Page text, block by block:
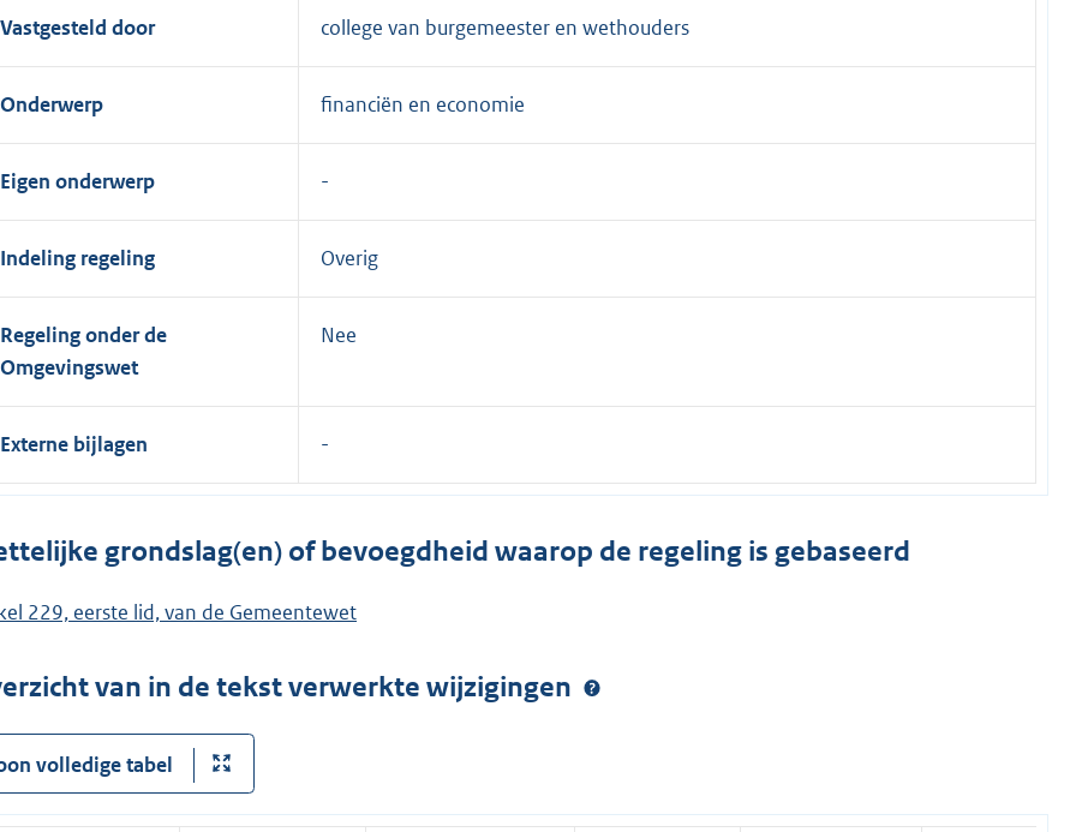
Vastgesteld door college van burgemeester en wethouders
Onderwerp financiën en economie
Eigen onderwerp
Indeling regeling Overig
Regeling onder de
Omgevingswet
Nee
Externe bijlagen
grondslag(en) of bevoegdheid waarop de regeling is gebaseerd
229, eerste lid, van de Gemeentewet
van in de tekst verwerkte wijzigingen
volledige tabel